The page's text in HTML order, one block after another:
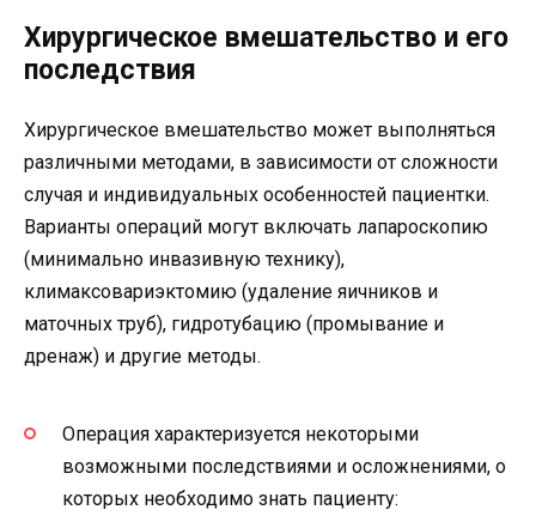
Хирургическое вмешательство и его
последствия
Хирургическое вмешательство может выполняться
различными методами, в зависимости от сложности
случая и индивидуальных особенностей пациентки.
Варианты операций могут включать лапароскопию
(минимально инвазивную технику),
климаксовариэктомию (удаление яичников и
маточных труб), гидротубацию (промывание и
дренаж) и другие методы.
Операция характеризуется некоторыми
возможными последствиями и осложнениями, о
которых необходимо знать пациенту: